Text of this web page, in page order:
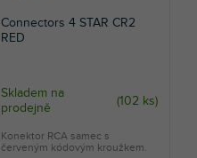
Connectors 4 STAR CR2
RED
Skladem na
prodejně
(102 ks)
Konektor RCA samec s
červeným kódovým kroužkem.